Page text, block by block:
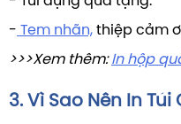
- Tem nhãn, thiệp cảm
>>>Xem thêm:In hộp
3. Vì Sao Nên In